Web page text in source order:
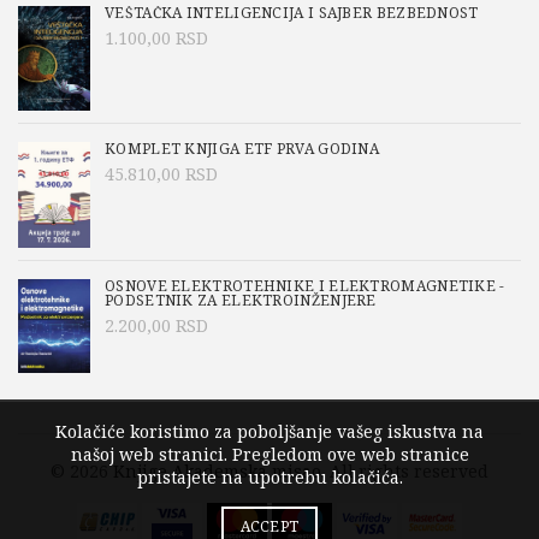
VEŠTAČKA INTELIGENCIJA I SAJBER BEZBEDNOST
1.100,00 RSD
KOMPLET KNJIGA ETF PRVA GODINA
45.810,00 RSD
OSNOVE ELEKTROTEHNIKE I ELEKTROMAGNETIKE -
PODSETNIK ZA ELEKTROINŽENJERE
2.200,00 RSD
© 2026 Knjige Akademska misao. All rights reserved
Kolačiće koristimo za poboljšanje vašeg iskustva na
našoj web stranici. Pregledom ove web stranice
pristajete na upotrebu kolačića.
ACCEPT